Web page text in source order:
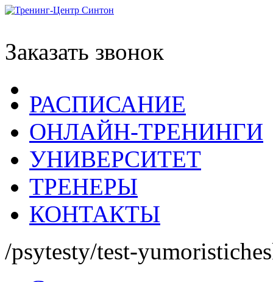
Заказать звонок
РАСПИСАНИЕ
ОНЛАЙН-ТРЕНИНГИ
УНИВЕРСИТЕТ
ТРЕНЕРЫ
КОНТАКТЫ
/psytesty/test-